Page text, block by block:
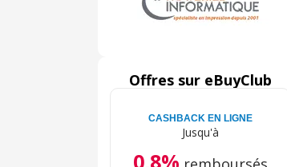
Offres sur eBuyClub
CASHBACK EN LIGNE
Jusqu'à
0,8%